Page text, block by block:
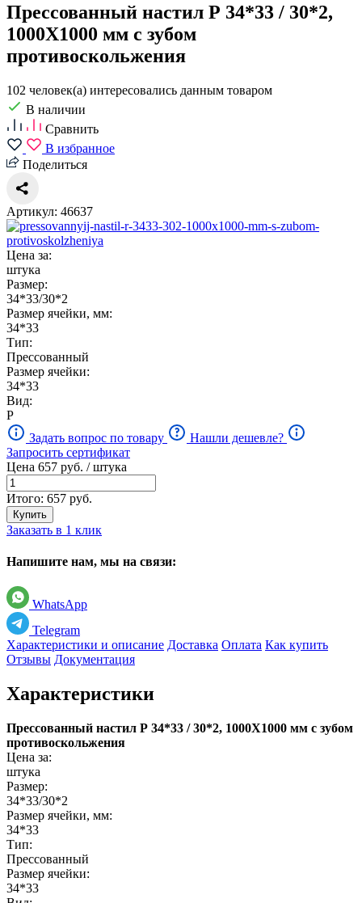
Прессованный настил Р 34*33 / 30*2,
1000X1000 мм с зубом
противоскольжения
102 человек(а) интересовались данным товаром
В наличии
Сравнить
В избранное
Поделиться
Артикул: 46637
Цена за:
штука
Размер:
34*33/30*2
Размер ячейки, мм:
34*33
Тип:
Прессованный
Размер ячейки:
34*33
Вид:
Р
Задать вопрос по товару
Нашли дешевле?
Запросить сертификат
Цена 657 руб. / штука
Итого: 657 руб.
Купить
Заказать в 1 клик
Напишите нам, мы на связи:
WhatsApp
Telegram
Характеристики и описание Доставка Оплата Как купить
Отзывы Документация
Характеристики
Прессованный настил Р 34*33 / 30*2, 1000X1000 мм с зубом
противоскольжения
Цена за:
штука
Размер:
34*33/30*2
Размер ячейки, мм:
34*33
Тип:
Прессованный
Размер ячейки:
34*33